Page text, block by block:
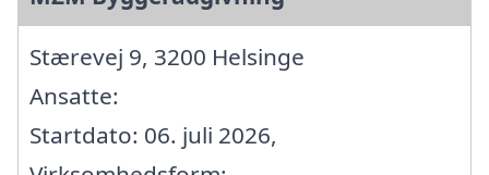
Stærevej 9, 3200 Helsinge
Ansatte:
Startdato: 06. juli 2026,